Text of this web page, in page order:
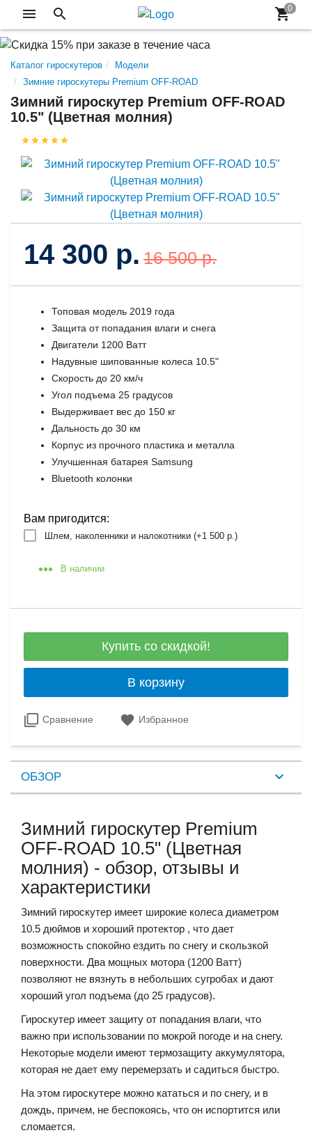
Каталог гироскутеров
Модели
Зимние гироскутеры Premium OFF-ROAD
Зимний гироскутер Premium OFF-ROAD
10.5" (Цветная молния)
14 300 р. 16 500 р.
Топовая модель 2019 года
Защита от попадания влаги и снега
Двигатели 1200 Ватт
Надувные шипованные колеса 10.5"
Скорость до 20 км/ч
Угол подъема 25 градусов
Выдерживает вес до 150 кг
Дальность до 30 км
Корпус из прочного пластика и металла
Улучшенная батарея Samsung
Bluetooth колонки
Вам пригодится:
Шлем, наколенники и налокотники (+1 500 р.)
В наличии
Купить со скидкой!
В корзину
Сравнение Избранное
ОБЗОР
Зимний гироскутер Premium
OFF-ROAD 10.5" (Цветная
молния) - обзор, отзывы и
характеристики
Зимний гироскутер имеет широкие колеса диаметром
10.5 дюймов и хороший протектор , что дает
возможность спокойно ездить по снегу и скользкой
поверхности. Два мощных мотора (1200 Ватт)
позволяют не вязнуть в небольших сугробах и дают
хороший угол подъема (до 25 градусов).
Гироскутер имеет защиту от попадания влаги, что
важно при использовании по мокрой погоде и на снегу.
Некоторые модели имеют термозащиту аккумулятора,
которая не дает ему перемерзать и садиться быстро.
На этом гироскутере можно кататься и по снегу, и в
дождь, причем, не беспокоясь, что он испортится или
сломается.